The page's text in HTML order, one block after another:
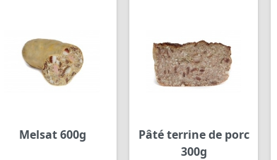
Melsat 600g
Pâté terrine de porc
300g